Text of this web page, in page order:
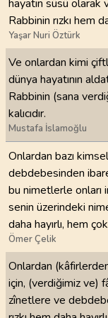
hayatın süsü
Rabbinin rızkı hem
Yaşar Nuri Öztürk
Ve onlardan kimi
dünya hayatının
Rabbinin (sana
kalıcıdır.
Mustafa İslamoğlu
Onlardan bazı
debdebesinden
bu nimetlerle onları
senin üzerindeki
daha hayırlı, hem
Ömer Çelik
Onlardan
için, (verdiğimiz ve)
zînetlere ve